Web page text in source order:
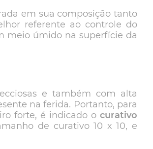
em sua composição tanto
referente ao controle do
meio úmido na superfície da
e também com alta
na ferida. Portanto, para
forte, é indicado o curativo
de curativo 10 x 10, e